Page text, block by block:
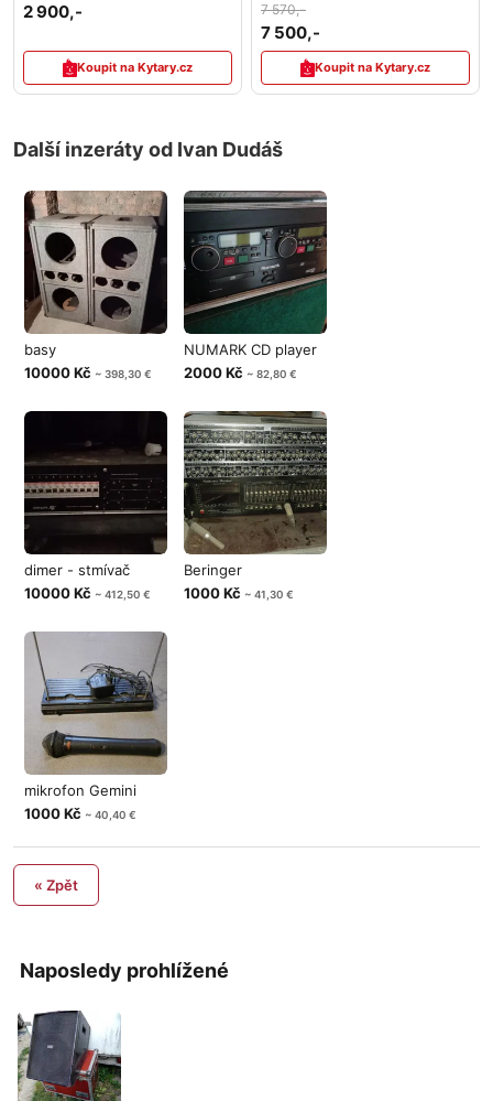
Naposledy prohlížené
2 900,-
Koupit na Kytary.cz
7 570,-
7 500,-
Koupit na Kytary.cz
Další inzeráty od Ivan Dudáš
basy
10000 Kč ~ 398,30 €
NUMARK CD player
2000 Kč ~ 82,80 €
dimer - stmívač
10000 Kč ~ 412,50 €
Beringer
1000 Kč ~ 41,30 €
mikrofon Gemini
1000 Kč ~ 40,40 €
« Zpět